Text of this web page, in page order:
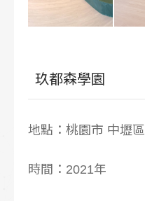
玖都森學園
地點：桃園市 中壢區
時間：2021年